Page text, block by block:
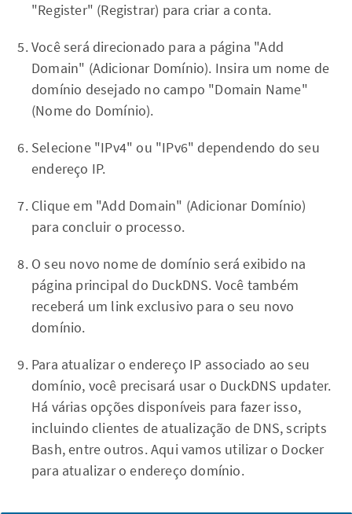
"Register" (Registrar) para criar a conta.
Você será direcionado para a página "Add
Domain" (Adicionar Domínio). Insira um nome de
domínio desejado no campo "Domain Name"
(Nome do Domínio).
Selecione "IPv4" ou "IPv6" dependendo do seu
endereço IP.
Clique em "Add Domain" (Adicionar Domínio)
para concluir o processo.
O seu novo nome de domínio será exibido na
página principal do DuckDNS. Você também
receberá um link exclusivo para o seu novo
domínio.
Para atualizar o endereço IP associado ao seu
domínio, você precisará usar o DuckDNS updater.
Há várias opções disponíveis para fazer isso,
incluindo clientes de atualização de DNS, scripts
Bash, entre outros. Aqui vamos utilizar o Docker
para atualizar o endereço domínio.